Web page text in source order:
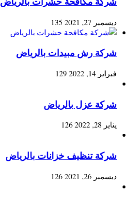
ديسمبر 27, 2021 135
شركة رش مبيدات بالرياض
فبراير 14, 2022 129
شركة عزل بالرياض
يناير 28, 2022 126
شركة تنظيف خزانات بالرياض
ديسمبر 26, 2021 126